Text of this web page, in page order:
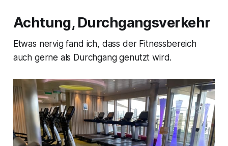
Achtung, Durchgangsverkehr
Etwas nervig fand ich, dass der Fitnessbereich
auch gerne als Durchgang genutzt wird.